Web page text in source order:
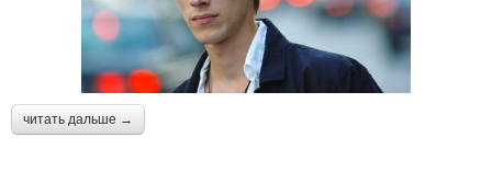
читать дальше →